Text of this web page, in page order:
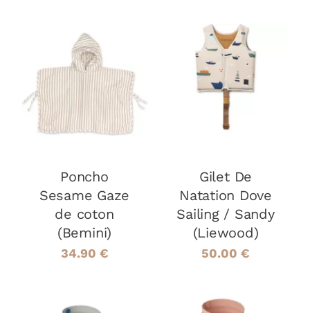
AJOUTER AU
/
Poncho
Sesame Gaze
de coton
(Bemini)
34.90 €
CHOIX DES
OPTIONS CE
OPTIONS
PEUVENT
ÊTRE
CHOISIES
SUR
LA
/
DÉTAILS
Gilet De
Natation Dove
Sailing / Sandy
(Liewood)
50.00 €